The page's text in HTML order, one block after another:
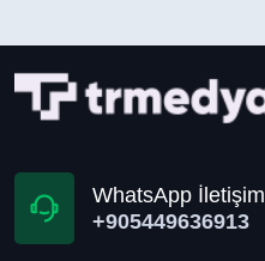
WhatsApp İletişim
+905449636913